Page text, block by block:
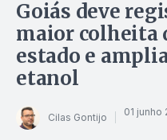
Goiás deve
maior colheita
estado e
etanol
Cilas Gontijo 01 junho